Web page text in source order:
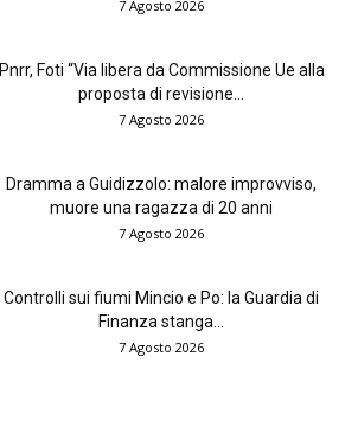
7 Agosto 2026
Pnrr, Foti “Via libera da Commissione Ue alla
proposta di revisione...
7 Agosto 2026
Dramma a Guidizzolo: malore improvviso,
muore una ragazza di 20 anni
7 Agosto 2026
Controlli sui fiumi Mincio e Po: la Guardia di
Finanza stanga...
7 Agosto 2026